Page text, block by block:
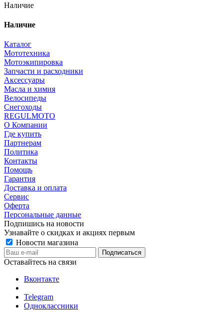
Наличие
Наличие
Каталог
Мототехника
Мотоэкипировка
Запчасти и расходники
Аксессуары
Масла и химия
Велосипеды
Снегоходы
REGULMOTO
О Компании
Где купить
Партнерам
Политика
Контакты
Помощь
Гарантия
Доставка и оплата
Сервис
Оферта
Персональные данные
Подпишись на новости
Узнавайте о скидках и акциях первым
Новости магазина
Оставайтесь на связи
Вконтакте
Telegram
Одноклассники